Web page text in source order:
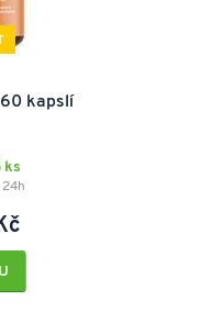
kapslí
ks
24h